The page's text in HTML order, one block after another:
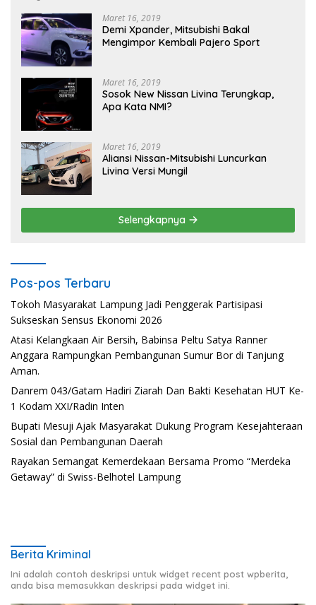
Maret 16, 2019
Demi Xpander, Mitsubishi Bakal
Mengimpor Kembali Pajero Sport
Maret 16, 2019
Sosok New Nissan Livina Terungkap,
Apa Kata NMI?
Maret 16, 2019
Aliansi Nissan-Mitsubishi Luncurkan
Livina Versi Mungil
Selengkapnya
Pos-pos Terbaru
Tokoh Masyarakat Lampung Jadi Penggerak Partisipasi
Sukseskan Sensus Ekonomi 2026
Atasi Kelangkaan Air Bersih, Babinsa Peltu Satya Ranner
Anggara Rampungkan Pembangunan Sumur Bor di Tanjung
Aman.
Danrem 043/Gatam Hadiri Ziarah Dan Bakti Kesehatan HUT Ke-
1 Kodam XXI/Radin Inten
Bupati Mesuji Ajak Masyarakat Dukung Program Kesejahteraan
Sosial dan Pembangunan Daerah
Rayakan Semangat Kemerdekaan Bersama Promo “Merdeka
Getaway” di Swiss-Belhotel Lampung
Berita Kriminal
Ini adalah contoh deskripsi untuk widget recent post wpberita,
anda bisa memasukkan deskripsi pada widget ini.